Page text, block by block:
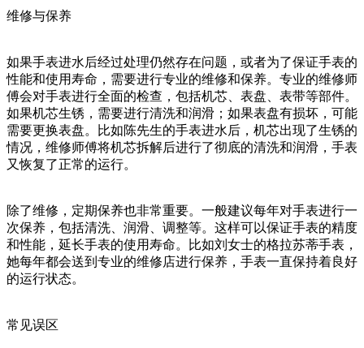
维修与保养
如果手表进水后经过处理仍然存在问题，或者为了保证手表的
性能和使用寿命，需要进行专业的维修和保养。专业的维修师
傅会对手表进行全面的检查，包括机芯、表盘、表带等部件。
如果机芯生锈，需要进行清洗和润滑；如果表盘有损坏，可能
需要更换表盘。比如陈先生的手表进水后，机芯出现了生锈的
情况，维修师傅将机芯拆解后进行了彻底的清洗和润滑，手表
又恢复了正常的运行。
除了维修，定期保养也非常重要。一般建议每年对手表进行一
次保养，包括清洗、润滑、调整等。这样可以保证手表的精度
和性能，延长手表的使用寿命。比如刘女士的格拉苏蒂手表，
她每年都会送到专业的维修店进行保养，手表一直保持着良好
的运行状态。
常见误区